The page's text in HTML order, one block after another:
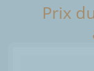
Prix